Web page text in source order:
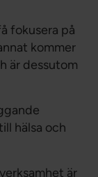
fokusera på
kommer
är dessutom
hälsa och
är